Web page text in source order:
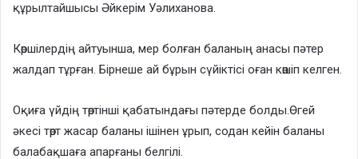
құрылтайшысы Әйкерім Уәлиханова.
Көршілердің айтуынша, мер болған баланың анасы пәтер
жалдап тұрған. Бірнеше ай бұрын сүйіктісі оған көшіп келген.
Оқиға үйдің төртінші қабатындағы пәтерде болды.Өгей
әкесі төрт жасар баланы ішінен ұрып, содан кейін баланы
балабақшаға апарғаны белгілі.